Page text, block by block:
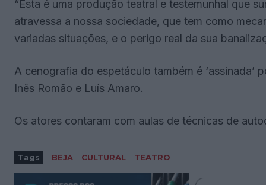
“Esta é uma produção teatral e testemunhal que
atravessa a nossa sociedade, que tem como
variadas situações, e o perigo real da sua
A cenografia do espetáculo também é ‘assinada’
Inês Romão e Luís Amaro.
Os atores contaram com aulas de técnicas de
Tags BEJA CULTURAL TEATRO